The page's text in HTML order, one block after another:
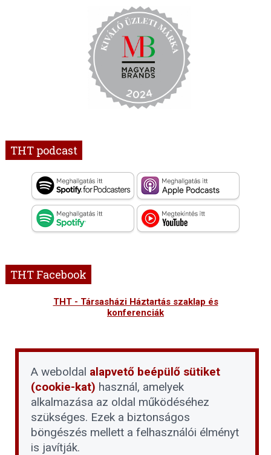
THT podcast
THT Facebook
THT - Társasházi Háztartás szaklap és
konferenciák
A weboldal alapvető beépülő sütiket
(cookie-kat) használ, amelyek
alkalmazása az oldal működéséhez
szükséges. Ezek a biztonságos
böngészés mellett a felhasználói élményt
is javítják.